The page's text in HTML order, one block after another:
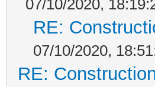
07/10/2020,
RE:
07/10/2020,
RE: